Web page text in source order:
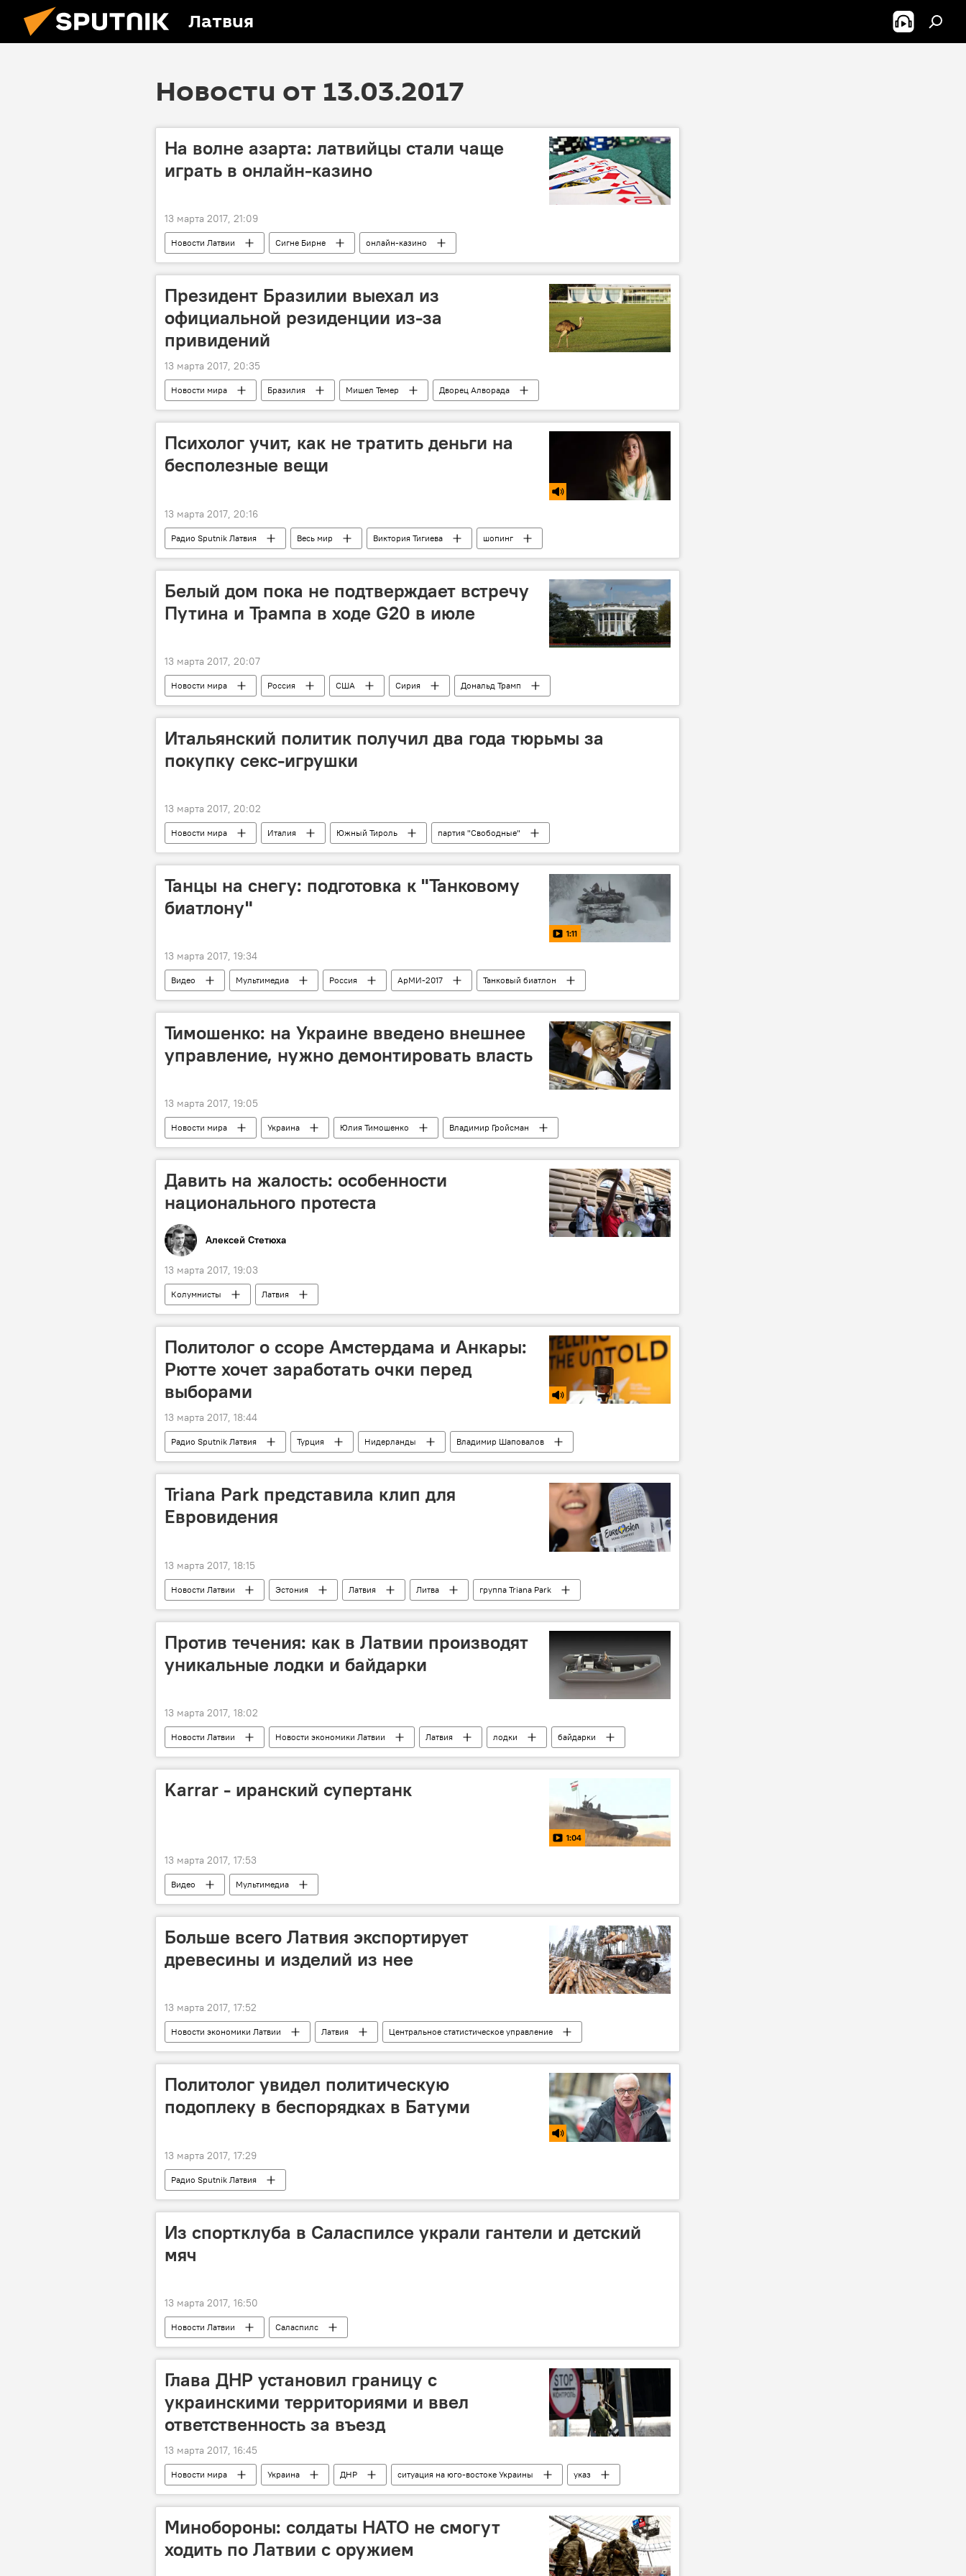
Латвия
Новости от 13.03.2017
На волне азарта: латвийцы стали чаще
играть в онлайн-казино
13 марта 2017, 21:09
Новости Латвии Сигне Бирне онлайн-казино
Президент Бразилии выехал из
официальной резиденции из-за
привидений
13 марта 2017, 20:35
Новости мира Бразилия Мишел Темер Дворец Алворада
Психолог учит, как не тратить деньги на
бесполезные вещи
13 марта 2017, 20:16
Радио Sputnik Латвия Весь мир Виктория Тигиева шопинг
Белый дом пока не подтверждает встречу
Путина и Трампа в ходе G20 в июле
13 марта 2017, 20:07
Новости мира Россия США Сирия
Дональд Трамп
Владимир Путин
"Большая двадцатка" борьба с терроризмом
Итальянский политик получил два года тюрьмы за
покупку секс-игрушки
13 марта 2017, 20:02
Новости мира Италия Южный Тироль партия "Свободные"
Танцы на снегу: подготовка к "Танковому
биатлону"
1:11
13 марта 2017, 19:34
Видео Мультимедиа Россия АрМИ-2017 Танковый биатлон
Тимошенко: на Украине введено внешнее
управление, нужно демонтировать власть
13 марта 2017, 19:05
Новости мира Украина Юлия Тимошенко
Владимир Гройсман
фракция "Батьковщина"
премьер-министр отставка
Давить на жалость: особенности
национального протеста
Алексей Стетюха
13 марта 2017, 19:03
Колумнисты Латвия
Политолог о ссоре Амстердама и Анкары:
Рютте хочет заработать очки перед
выборами
13 марта 2017, 18:44
Радио Sputnik Латвия Турция Нидерланды
Владимир Шаповалов
мнение
эксперт
Triana Park представила клип для
Евровидения
13 марта 2017, 18:15
Новости Латвии Эстония Латвия Литва
группа Triana Park
Евровидение
Против течения: как в Латвии производят
уникальные лодки и байдарки
13 марта 2017, 18:02
Новости Латвии Новости экономики Латвии Латвия лодки
байдарки
каноэ
Karrar - иранский супертанк
1:04
13 марта 2017, 17:53
Видео Мультимедиа
Больше всего Латвия экспортирует
древесины и изделий из нее
13 марта 2017, 17:52
Новости экономики Латвии Латвия
Центральное статистическое управление
статистика
Политолог увидел политическую
подоплеку в беспорядках в Батуми
13 марта 2017, 17:29
Радио Sputnik Латвия
Из спортклуба в Саласпилсе украли гантели и детский
мяч
13 марта 2017, 16:50
Новости Латвии Саласпилс
Глава ДНР установил границу с
украинскими территориями и ввел
ответственность за въезд
13 марта 2017, 16:45
Новости мира Украина ДНР ситуация на юго-востоке Украины указ
Минобороны: солдаты НАТО не смогут
ходить по Латвии с оружием